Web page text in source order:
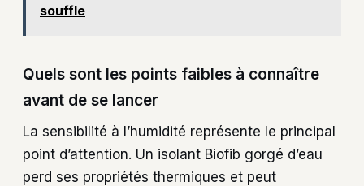
souffle
Quels sont les points faibles à connaître
avant de se lancer
La sensibilité à l’humidité représente le principal
point d’attention. Un isolant Biofib gorgé d’eau
perd ses propriétés thermiques et peut